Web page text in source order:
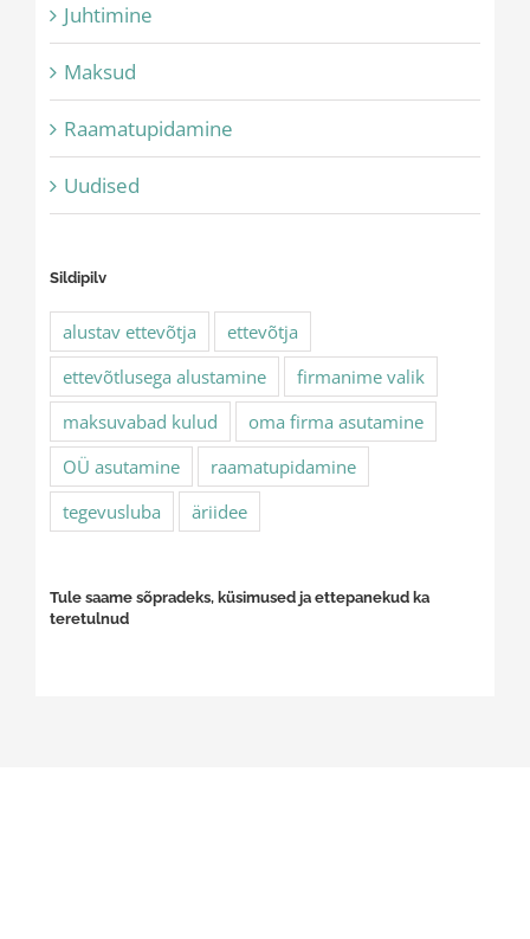
Juhtimine
Maksud
Raamatupidamine
Uudised
Sildipilv
alustav ettevõtja
ettevõtja
ettevõtlusega alustamine
firmanime valik
maksuvabad kulud
oma firma asutamine
OÜ asutamine
raamatupidamine
tegevusluba
äriidee
Tule saame sõpradeks, küsimused ja ettepanekud ka
teretulnud